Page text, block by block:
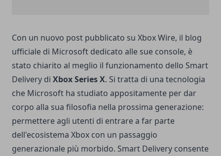
Con un nuovo post pubblicato su Xbox Wire, il blog
ufficiale di Microsoft dedicato alle sue console, è
stato chiarito al meglio il funzionamento dello Smart
Delivery di Xbox Series X. Si tratta di una tecnologia
che Microsoft ha studiato appositamente per dar
corpo alla sua filosofia nella prossima generazione:
permettere agli utenti di entrare a far parte
dell'ecosistema Xbox con un passaggio
generazionale più morbido. Smart Delivery consente